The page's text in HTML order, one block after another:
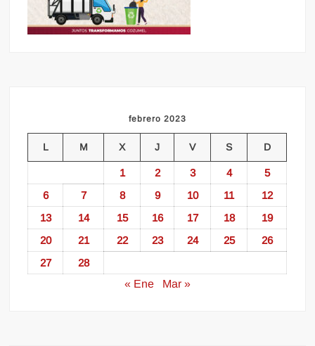
febrero 2023
L M X J V S D
1 2 3 4
5
6
7 8 9 10 11
12
13
14 15 16 17 18
19
20
21 22 23 24 25
26
27
28
« Ene
Mar »